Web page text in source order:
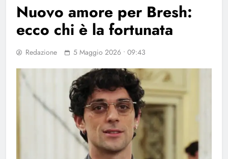
Nuovo amore per Bresh:
ecco chi è la fortunata
Redazione 5 Maggio 2026 • 09:43